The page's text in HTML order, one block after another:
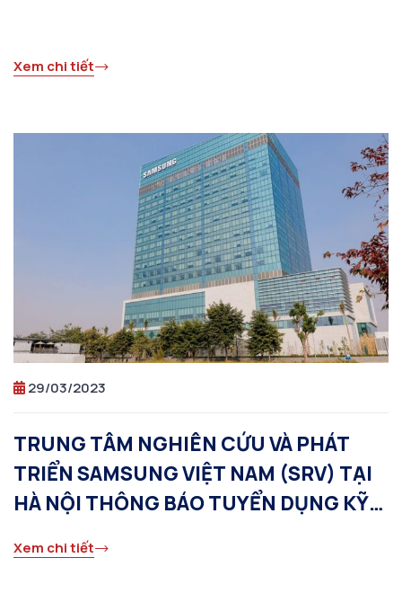
Xem chi tiết
29/03/2023
TRUNG TÂM NGHIÊN CỨU VÀ PHÁT
TRIỂN SAMSUNG VIỆT NAM (SRV) TẠI
HÀ NỘI THÔNG BÁO TUYỂN DỤNG KỸ
SƯ LẬP TRÌNH
Xem chi tiết